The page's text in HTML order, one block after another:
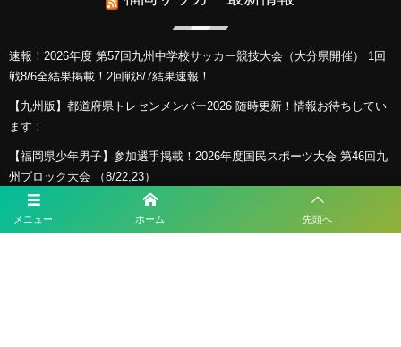
メニュー ホーム 先頭へ
速報！2026年度 第57回九州中学校サッカー競技大会（大分県開催） 1回
戦8/6全結果掲載！2回戦8/7結果速報！
【九州版】都道府県トレセンメンバー2026 随時更新！情報お待ちしてい
ます！
【福岡県少年男子】参加選手掲載！2026年度国民スポーツ大会 第46回九
州ブロック大会 （8/22,23）
KYFA インディペンデンスリーグ九州2026（Iリーグ九州）8/6～8開催予
定分は中止 次回8/11.12